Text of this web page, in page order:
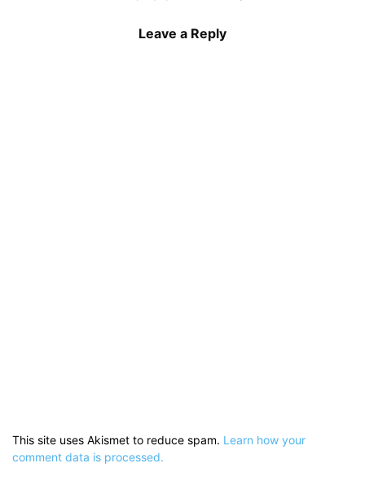
Leave a Reply
This site uses Akismet to reduce spam. Learn how your
comment data is processed.